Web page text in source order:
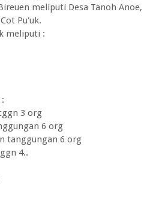
meliputi Desa Tanoh Anoe,
Pu'uk.
meliputi :
3 org
6 org
tanggungan 6 org
4..